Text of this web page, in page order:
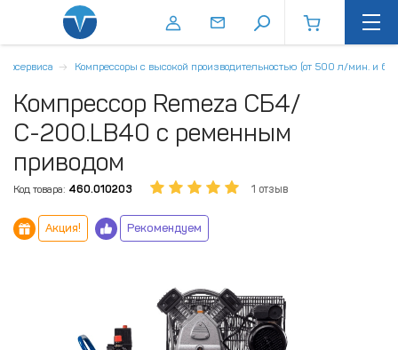
Компрессоры с высокой производительностью (от 500 л/мин. и
Компрессор Remeza СБ4/
С-200.LB40 с ременным
приводом
Код товара: 460.010203 1 отзыв
Акция! Рекомендуем